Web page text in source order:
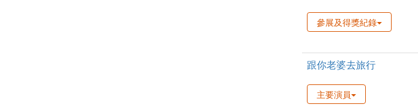
參展及得獎紀錄
跟你老婆去旅行
主要演員